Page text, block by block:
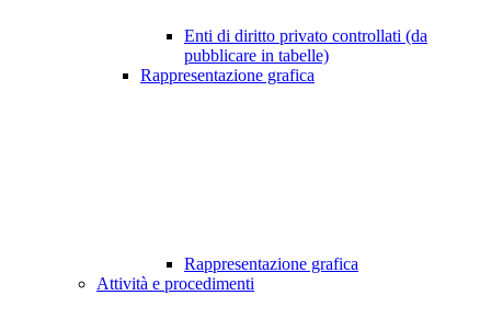
Enti di diritto privato controllati (da
pubblicare in tabelle)
Rappresentazione grafica
Rappresentazione grafica
Attività e procedimenti